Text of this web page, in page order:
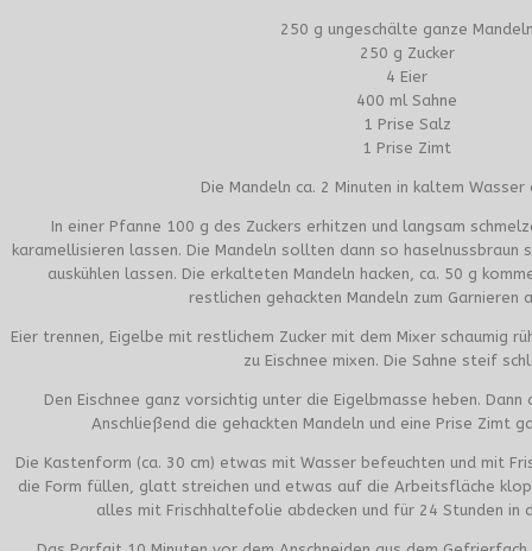
250 g ungeschälte ganze
250 g Zucker
4 Eier
400 ml Sahne
1 Prise Salz
1 Prise Zimt
Die Mandeln ca. 2 Minuten in kaltem Wasser
In einer Pfanne 100 g des Zuckers erhitzen und langsam
karamellisieren lassen. Die Mandeln sollten dann so haselnussbraun
auskühlen lassen. Die erkalteten Mandeln hacken, ca. 50 g
restlichen gehackten Mandeln zum Garnieren
Eier trennen, Eigelbe mit restlichem Zucker mit dem Mixer schaumig
zu Eischnee mixen. Die Sahne steif
Den Eischnee ganz vorsichtig unter die Eigelbmasse heben. Dann
Anschließend die gehackten Mandeln und eine Prise Zimt
Die Kastenform (ca. 30 cm) etwas mit Wasser befeuchten und mit
die Form füllen, glatt streichen und etwas auf die Arbeitsfläche
alles mit Frischhaltefolie abdecken und für 24 Stunden in